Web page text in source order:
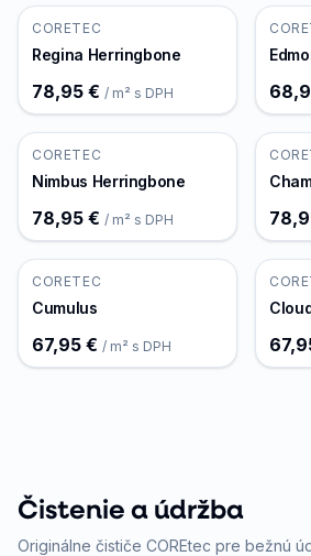
CORETEC
Regina Herringbone
78,95 € / m² s DPH
CORETEC
Nimbus Herringbone
78,95 € / m² s DPH
CORETEC
Cumulus
67,95 € / m² s DPH
Čistenie a údržba
Originálne čističe COREtec pre bežnú